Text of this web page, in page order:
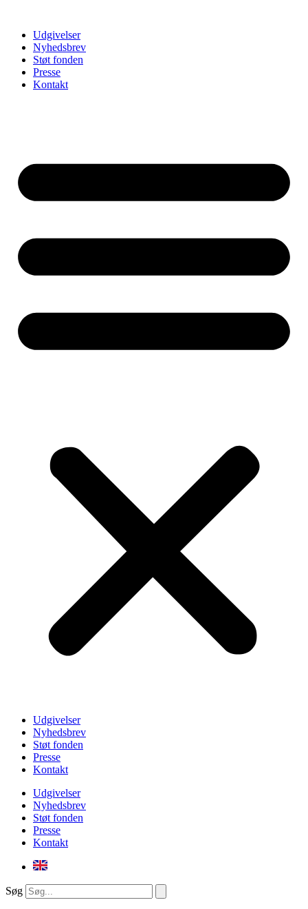
Udgivelser
Nyhedsbrev
Støt fonden
Presse
Kontakt
Udgivelser
Nyhedsbrev
Støt fonden
Presse
Kontakt
Udgivelser
Nyhedsbrev
Støt fonden
Presse
Kontakt
Søg